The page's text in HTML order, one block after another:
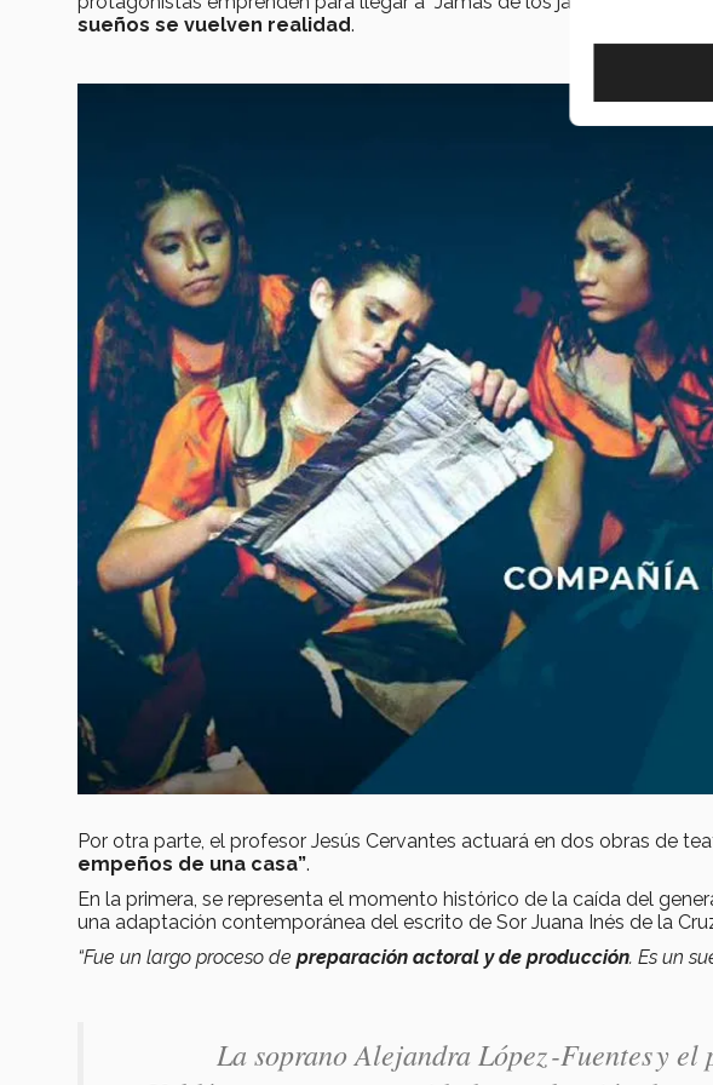
sueños se vuelven realidad.
Por otra parte, el profesor Jesús Cervantes actuará en dos obras de
empeños de una casa”.
En la primera, se representa el momento histórico de la caída del
una adaptación contemporánea del escrito de Sor Juana Inés de la
“Fue un largo proceso de preparación actoral y de producción. Es un
La soprano Alejandra López -Fuentes y